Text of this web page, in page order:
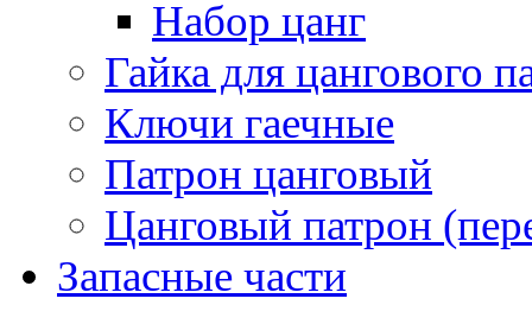
Набор цанг
Гайка для цангового
Ключи гаечные
Патрон цанговый
Цанговый патрон
Запасные части